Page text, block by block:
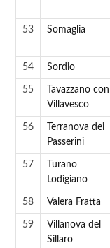
53 Somaglia
54 Sordio
55
Tavazzano con
Villavesco
56
Terranova dei
Passerini
57
Turano
Lodigiano
58 Valera Fratta
59
Villanova del
Sillaro